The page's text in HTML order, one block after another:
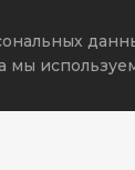
мы